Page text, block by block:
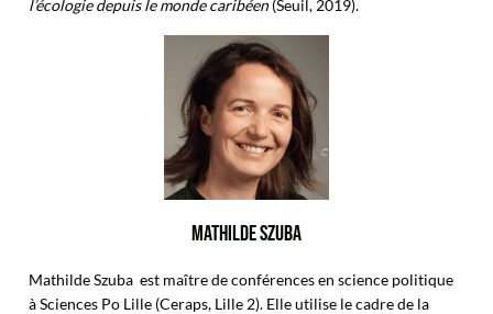
l’écologie depuis le monde caribéen(Seuil, 2019).
MATHILDE SZUBA
Mathilde Szuba est maître de conférences en science politique
à Sciences Po Lille (Ceraps, Lille 2). Elle utilise le cadre de la